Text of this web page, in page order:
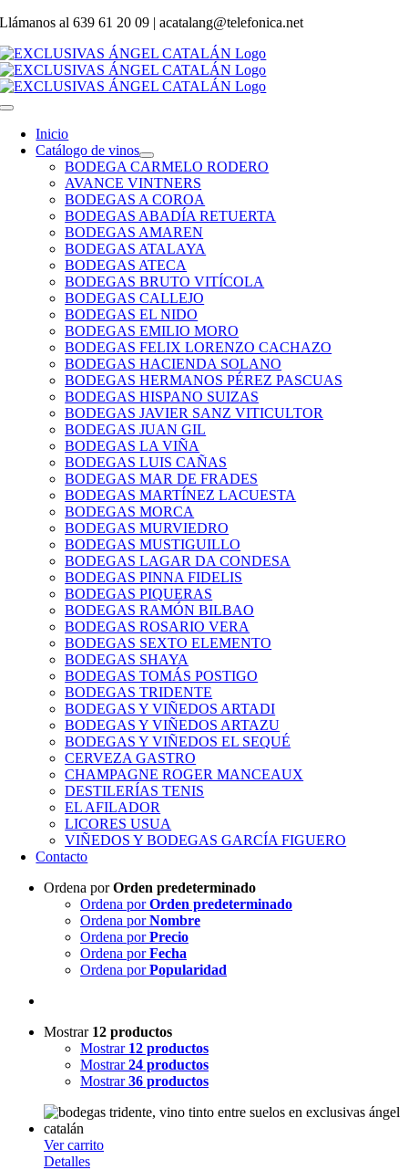
Saltar
contenido
Llámanos al639 61 20 09 | acatalang@telefonica.net
Toggle
Navigation
Inicio
Catálogo de vinos
BODEGA CARMELO RODERO
AVANCE VINTNERS
BODEGAS A COROA
BODEGAS ABADÍA RETUERTA
BODEGAS AMAREN
BODEGAS ATALAYA
BODEGAS ATECA
BODEGAS BRUTO VITÍCOLA
BODEGAS CALLEJO
BODEGAS EL NIDO
BODEGAS EMILIO MORO
BODEGAS FELIX LORENZO CACHAZO
BODEGAS HACIENDA SOLANO
BODEGAS HERMANOS PÉREZ PASCUAS
BODEGAS HISPANO SUIZAS
BODEGAS JAVIER SANZ VITICULTOR
BODEGAS JUAN GIL
BODEGAS LA VIÑA
BODEGAS LUIS CAÑAS
BODEGAS MAR DE FRADES
BODEGAS MARTÍNEZ LACUESTA
BODEGAS MORCA
BODEGAS MURVIEDRO
BODEGAS MUSTIGUILLO
BODEGAS LAGAR DA CONDESA
BODEGAS PINNA FIDELIS
BODEGAS PIQUERAS
BODEGAS RAMÓN BILBAO
BODEGAS ROSARIO VERA
BODEGAS SEXTO ELEMENTO
BODEGAS SHAYA
BODEGAS TOMÁS POSTIGO
BODEGAS TRIDENTE
BODEGAS Y VIÑEDOS ARTADI
BODEGAS Y VIÑEDOS ARTAZU
BODEGAS Y VIÑEDOS EL SEQUÉ
CERVEZA GASTRO
CHAMPAGNE ROGER MANCEAUX
DESTILERÍAS TENIS
EL AFILADOR
LICORES USUA
VIÑEDOS Y BODEGAS GARCÍA FIGUERO
Contacto
Ordena porOrden predeterminado
Ordena porOrden predeterminado
Ordena porNombre
Ordena porPrecio
Ordena porFecha
Ordena porPopularidad
Mostrar 12 productos
Mostrar 12 productos
Mostrar24 productos
Mostrar36 productos
Ver carrito
Detalles